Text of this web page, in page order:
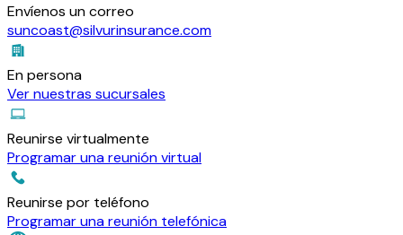
Envíenos un correo
suncoast@silvurinsurance.com
En persona
Ver nuestras sucursales
Reunirse virtualmente
Programar una reunión virtual
Reunirse por teléfono
Programar una reunión telefónica